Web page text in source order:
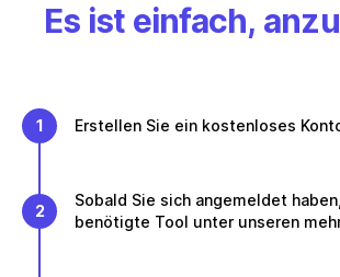
Es ist einfach,
1 Erstellen Sie ein kostenloses
2
Sobald Sie sich angemeldet
benötigte Tool unter unseren